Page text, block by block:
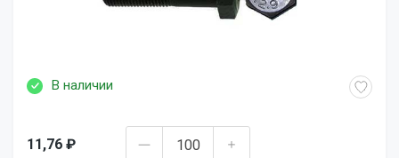
В наличии
11,76 ₽